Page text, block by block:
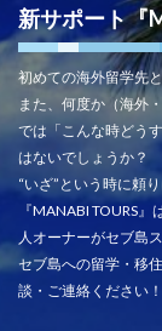
新サポート『
初めての海外留学先
また、何度か（海外
では「こんな時どう
はないでしょうか？
“いざ”という時に頼
『MANABI TOURS
人オーナーがセブ島
セブ島への留学・移
談・ご連絡ください！